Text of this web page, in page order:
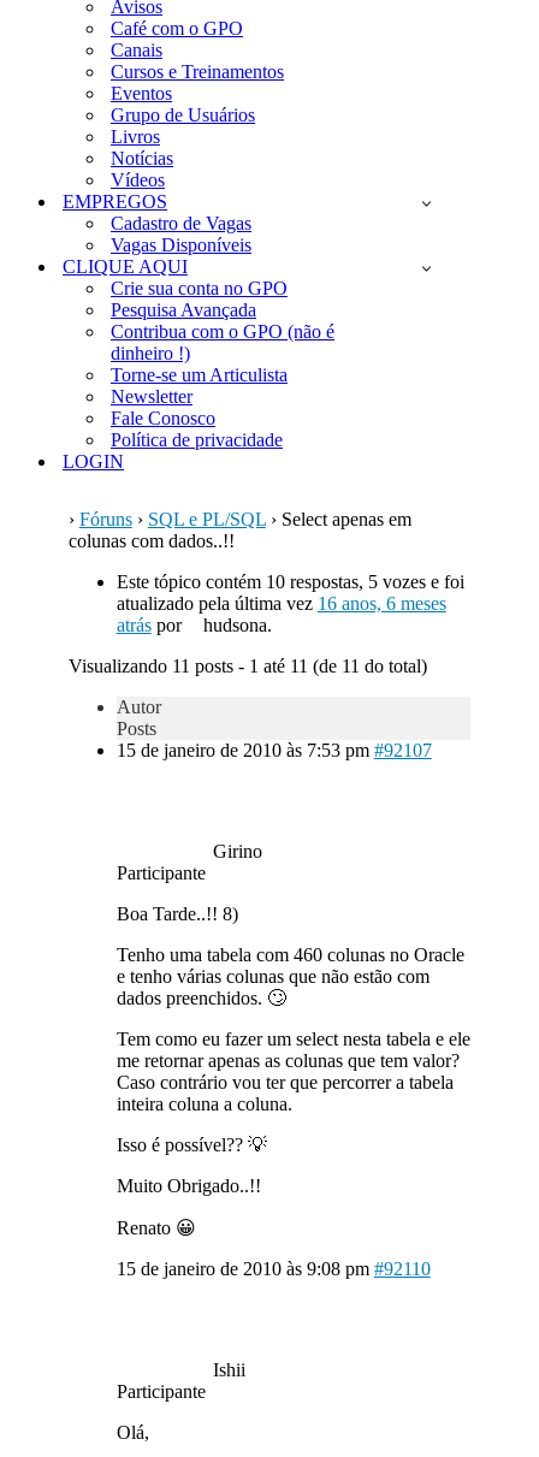
Avisos
Café com o GPO
Canais
Cursos e Treinamentos
Eventos
Grupo de Usuários
Livros
Notícias
Vídeos
EMPREGOS
Cadastro de Vagas
Vagas Disponíveis
CLIQUE AQUI
Crie sua conta no GPO
Pesquisa Avançada
Contribua com o GPO (não é
dinheiro !)
Torne-se um Articulista
Newsletter
Fale Conosco
Política de privacidade
LOGIN
› Fóruns › SQL e PL/SQL › Select apenas em
colunas com dados..!!
Este tópico contém 10 respostas, 5 vozes e foi
atualizado pela última vez 16 anos, 6 meses
atráspor
hudsona.
Visualizando 11 posts - 1 até 11 (de 11 do total)
Autor
Posts
15 de janeiro de 2010 às 7:53 pm #92107
Girino
Participante
Boa Tarde..!! 8)
Tenho uma tabela com 460 colunas no Oracle
e tenho várias colunas que não estão com
dados preenchidos. 🙄
Tem como eu fazer um select nesta tabela e ele
me retornar apenas as colunas que tem valor?
Caso contrário vou ter que percorrer a tabela
inteira coluna a coluna.
Isso é possível?? 💡
Muito Obrigado..!!
Renato 😀
15 de janeiro de 2010 às 9:08 pm #92110
Ishii
Participante
Olá,